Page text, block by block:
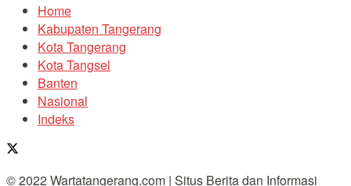
Home
Kabupaten Tangerang
Kota Tangerang
Kota Tangsel
Banten
Nasional
Indeks
© 2022 Wartatangerang.com | Situs Berita dan Informasi